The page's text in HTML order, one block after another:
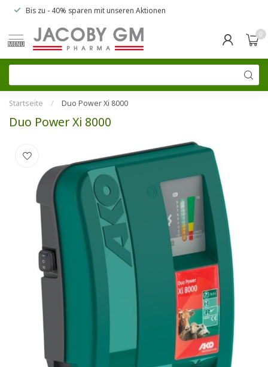
Bis zu - 40% sparen mit unseren Aktionen
MENU
0
Startseite / Duo Power Xi 8000
Duo Power Xi 8000